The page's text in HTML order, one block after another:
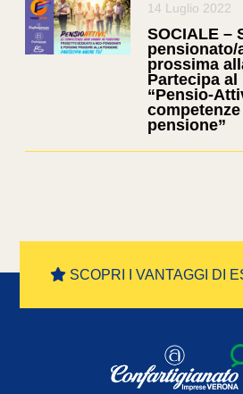
14 Luglio 2022
SOCIALE –
pensionato/
prossima
Partecipa
“Pensio-
pensione”
SCOPRI I VANTAGGI DI